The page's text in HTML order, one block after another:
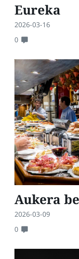
Eureka
2026-03-16
0
Aukera
2026-03-09
0